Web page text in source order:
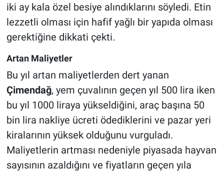
iki ay kala özel besiye alındıklarını söyledi. Etin
lezzetli olması için hafif yağlı bir yapıda olması
gerektiğine dikkati çekti.
Artan Maliyetler
Bu yıl artan maliyetlerden dert yanan
Çimendağ, yem çuvalının geçen yıl 500 lira iken
bu yıl 1000 liraya yükseldiğini, araç başına 50
bin lira nakliye ücreti ödediklerini ve pazar yeri
kiralarının yüksek olduğunu vurguladı.
Maliyetlerin artması nedeniyle piyasada hayvan
sayısının azaldığını ve fiyatların geçen yıla